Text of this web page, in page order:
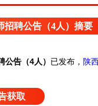
招聘公告（4人）摘要
告（4人） 已发布， 陕
获取